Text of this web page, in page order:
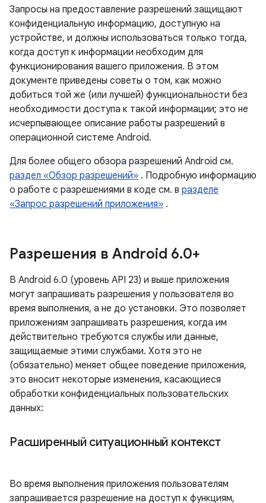
Запросы на предоставление разрешений защищают
конфиденциальную информацию, доступную на
устройстве, и должны использоваться только тогда,
когда доступ к информации необходим для
функционирования вашего приложения. В этом
документе приведены советы о том, как можно
добиться той же (или лучшей) функциональности без
необходимости доступа к такой информации; это не
исчерпывающее описание работы разрешений в
операционной системе Android.
Для более общего обзора разрешений Android см.
раздел «Обзор разрешений» . Подробную информацию
о работе с разрешениями в коде см. в разделе
«Запрос разрешений приложения» .
Разрешения в Android 6.0+
В Android 6.0 (уровень API 23) и выше приложения
могут запрашивать разрешения у пользователя во
время выполнения, а не до установки. Это позволяет
приложениям запрашивать разрешения, когда им
действительно требуются службы или данные,
защищаемые этими службами. Хотя это не
(обязательно) меняет общее поведение приложения,
это вносит некоторые изменения, касающиеся
обработки конфиденциальных пользовательских
данных:
Расширенный ситуационный контекст
Во время выполнения приложения пользователям
запрашивается разрешение на доступ к функциям,